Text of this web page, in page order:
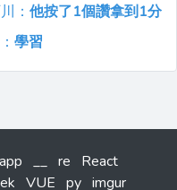
： 他按了1個讚拿到1分
學習
app __ re
React
VUE py imgur